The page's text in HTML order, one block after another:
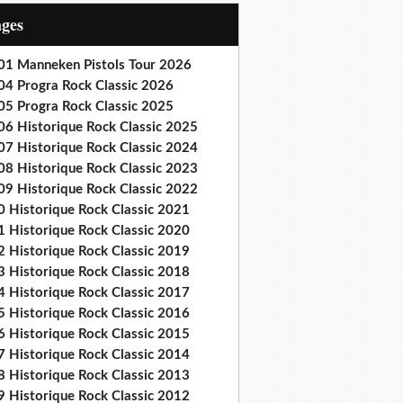
Manneken Pistols Tour 2026
Progra Rock Classic 2026
Progra Rock Classic 2025
Historique Rock Classic 2025
Historique Rock Classic 2024
Historique Rock Classic 2023
Historique Rock Classic 2022
Historique Rock Classic 2021
Historique Rock Classic 2020
Historique Rock Classic 2019
Historique Rock Classic 2018
Historique Rock Classic 2017
Historique Rock Classic 2016
Historique Rock Classic 2015
Historique Rock Classic 2014
Historique Rock Classic 2013
Historique Rock Classic 2012